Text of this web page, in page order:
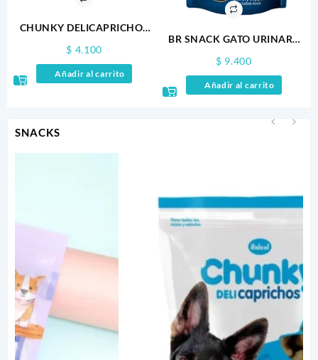
SNACKS
CHUNKY DELICAPRICHOS
$ 4.100
Añadir al carrito
BR SNACK GATO URINARY
$ 9.400
Añadir al carrito